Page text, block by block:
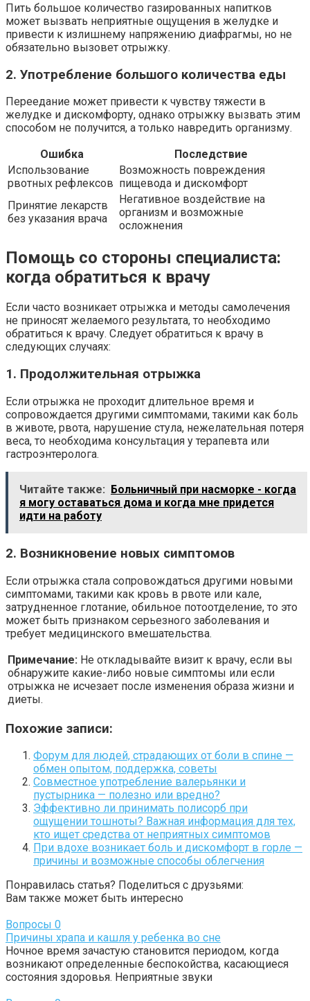
Пить большое количество газированных напитков
может вызвать неприятные ощущения в желудке и
привести к излишнему напряжению диафрагмы, но не
обязательно вызовет отрыжку.
2. Употребление большого количества еды
Переедание может привести к чувству тяжести в
желудке и дискомфорту, однако отрыжку вызвать этим
способом не получится, а только навредить организму.
Ошибка
Последствие
Использование
рвотных рефлексов
Возможность повреждения
пищевода и дискомфорт
Принятие лекарств
без указания врача
Негативное воздействие на
организм и возможные
осложнения
Помощь со стороны специалиста:
когда обратиться к врачу
Если часто возникает отрыжка и методы самолечения
не приносят желаемого результата, то необходимо
обратиться к врачу. Следует обратиться к врачу в
следующих случаях:
1. Продолжительная отрыжка
Если отрыжка не проходит длительное время и
сопровождается другими симптомами, такими как боль
в животе, рвота, нарушение стула, нежелательная потеря
веса, то необходима консультация у терапевта или
гастроэнтеролога.
Читайте также: Больничный при насморке - когда
я могу оставаться дома и когда мне придется
идти на работу
2. Возникновение новых симптомов
Если отрыжка стала сопровождаться другими новыми
симптомами, такими как кровь в рвоте или кале,
затрудненное глотание, обильное потоотделение, то это
может быть признаком серьезного заболевания и
требует медицинского вмешательства.
Примечание: Не откладывайте визит к врачу, если вы
обнаружите какие-либо новые симптомы или если
отрыжка не исчезает после изменения образа жизни и
диеты.
Похожие записи:
Форум для людей, страдающих от боли в спине —
обмен опытом, поддержка, советы
Совместное употребление валерьянки и
пустырника — полезно или вредно?
Эффективно ли принимать полисорб при
ощущении тошноты? Важная информация для тех,
кто ищет средства от неприятных симптомов
При вдохе возникает боль и дискомфорт в горле —
причины и возможные способы облегчения
Понравилась статья? Поделиться с друзьями:
Вам также может быть интересно
Вопросы 0
Причины храпа и кашля у ребенка во сне
Ночное время зачастую становится периодом, когда
возникают определенные беспокойства, касающиеся
состояния здоровья. Неприятные звуки